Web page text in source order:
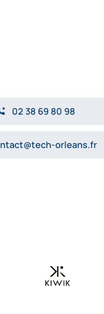
02 38 69 80 98
orleans.fr